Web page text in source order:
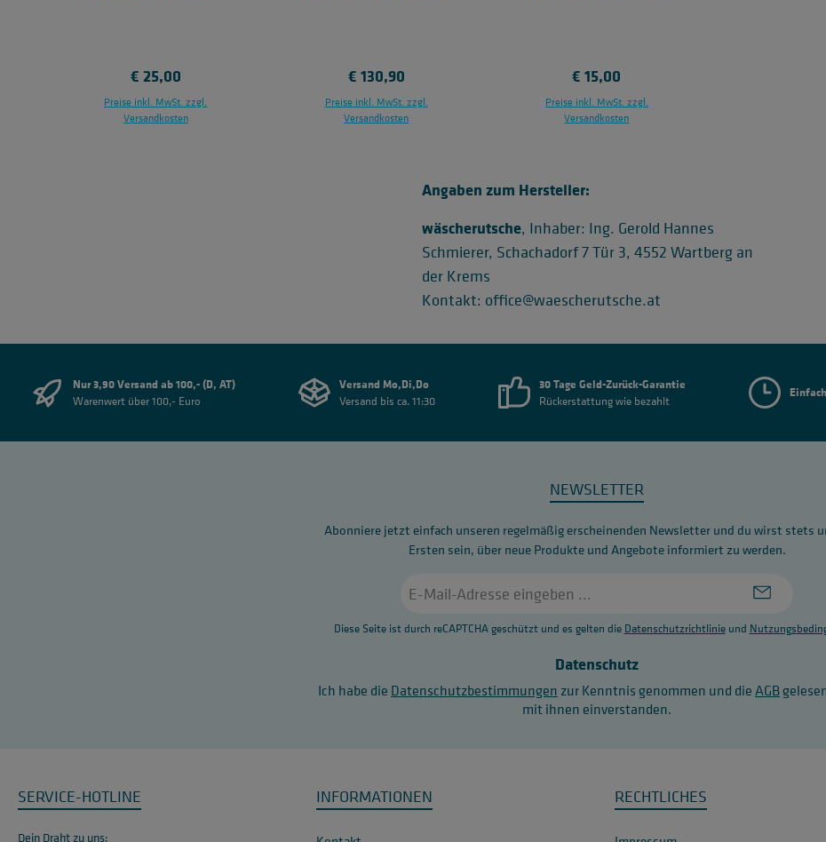
Regulärer Preis:
€ 25,00
Preise inkl. MwSt. zzgl.
Versandkosten
Regulärer Preis:
€ 130,90
Preise inkl. MwSt. zzgl.
Versandkosten
Regulärer Preis:
€ 15,00
Preise inkl. MwSt. zzgl.
Versandkosten
Angaben zum Hersteller:
wäscherutsche, Inhaber: Ing. Gerold Hannes
Schmierer, Schachadorf 7 Tür 3, 4552 Wartberg an
der Krems
Kontakt: office@waescherutsche.at
Nur 3,90 Versand ab 100,- (D, AT)
Warenwert über 100,- Euro
Versand Mo,Di,Do
Versand bis ca. 11:30
30 Tage Geld-Zurück-Garantie
Rückerstattung wie bezahlt
NEWSLETTER
Abonniere jetzt einfach unseren regelmäßig erscheinenden Newsletter und du wirst stets
Ersten sein, über neue Produkte und Angebote informiert zu werden.
Mail-
Diese Seite ist durch reCAPTCHA geschützt und es gelten die Datenschutzrichtlinieund
Datenschutz
Ich habe die Datenschutzbestimmungen zur Kenntnis genommen und dieAGB
mit ihnen einverstanden.
SERVICE-HOTLINE
Dein Draht zu uns:
INFORMATIONEN RECHTLICHES